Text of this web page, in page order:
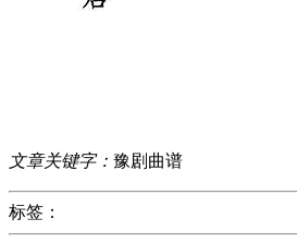
文章关键字： 豫剧曲谱
标签：